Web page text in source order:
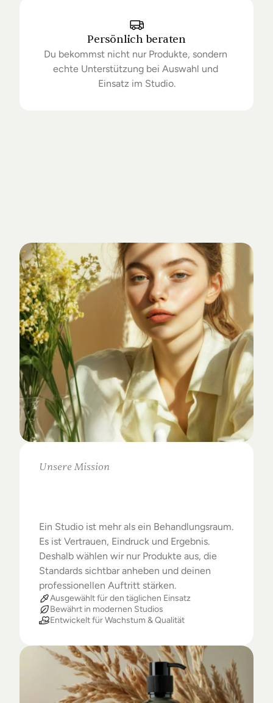
Persönlich beraten
Du bekommst nicht nur Produkte, sondern
echte Unterstützung bei Auswahl und
Einsatz im Studio.
Studio-Alltag.
Unsere Mission
Ein Studio ist mehr als ein Behandlungsraum.
Es ist Vertrauen, Eindruck und Ergebnis.
Deshalb wählen wir nur Produkte aus, die
Standards sichtbar anheben und deinen
professionellen Auftritt stärken.
Ausgewählt für den täglichen Einsatz
Bewährt in modernen Studios
Entwickelt für Wachstum & Qualität